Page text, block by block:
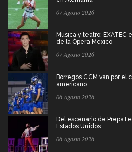
07 Agosto 2026
Música y teatro: EXATEC
de la Ópera Mexico
07 Agosto 2026
Borregos CCM van por el
americano
06 Agosto 2026
Del escenario de
Estados Unidos
06 Agosto 2026